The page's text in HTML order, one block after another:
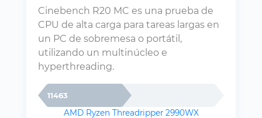
Cinebench R20 MC es una prueba de
CPU de alta carga para tareas largas en
un PC de sobremesa o portátil,
utilizando un multinúcleo e
hyperthreading.
11463
AMD Ryzen Threadripper 2990WX